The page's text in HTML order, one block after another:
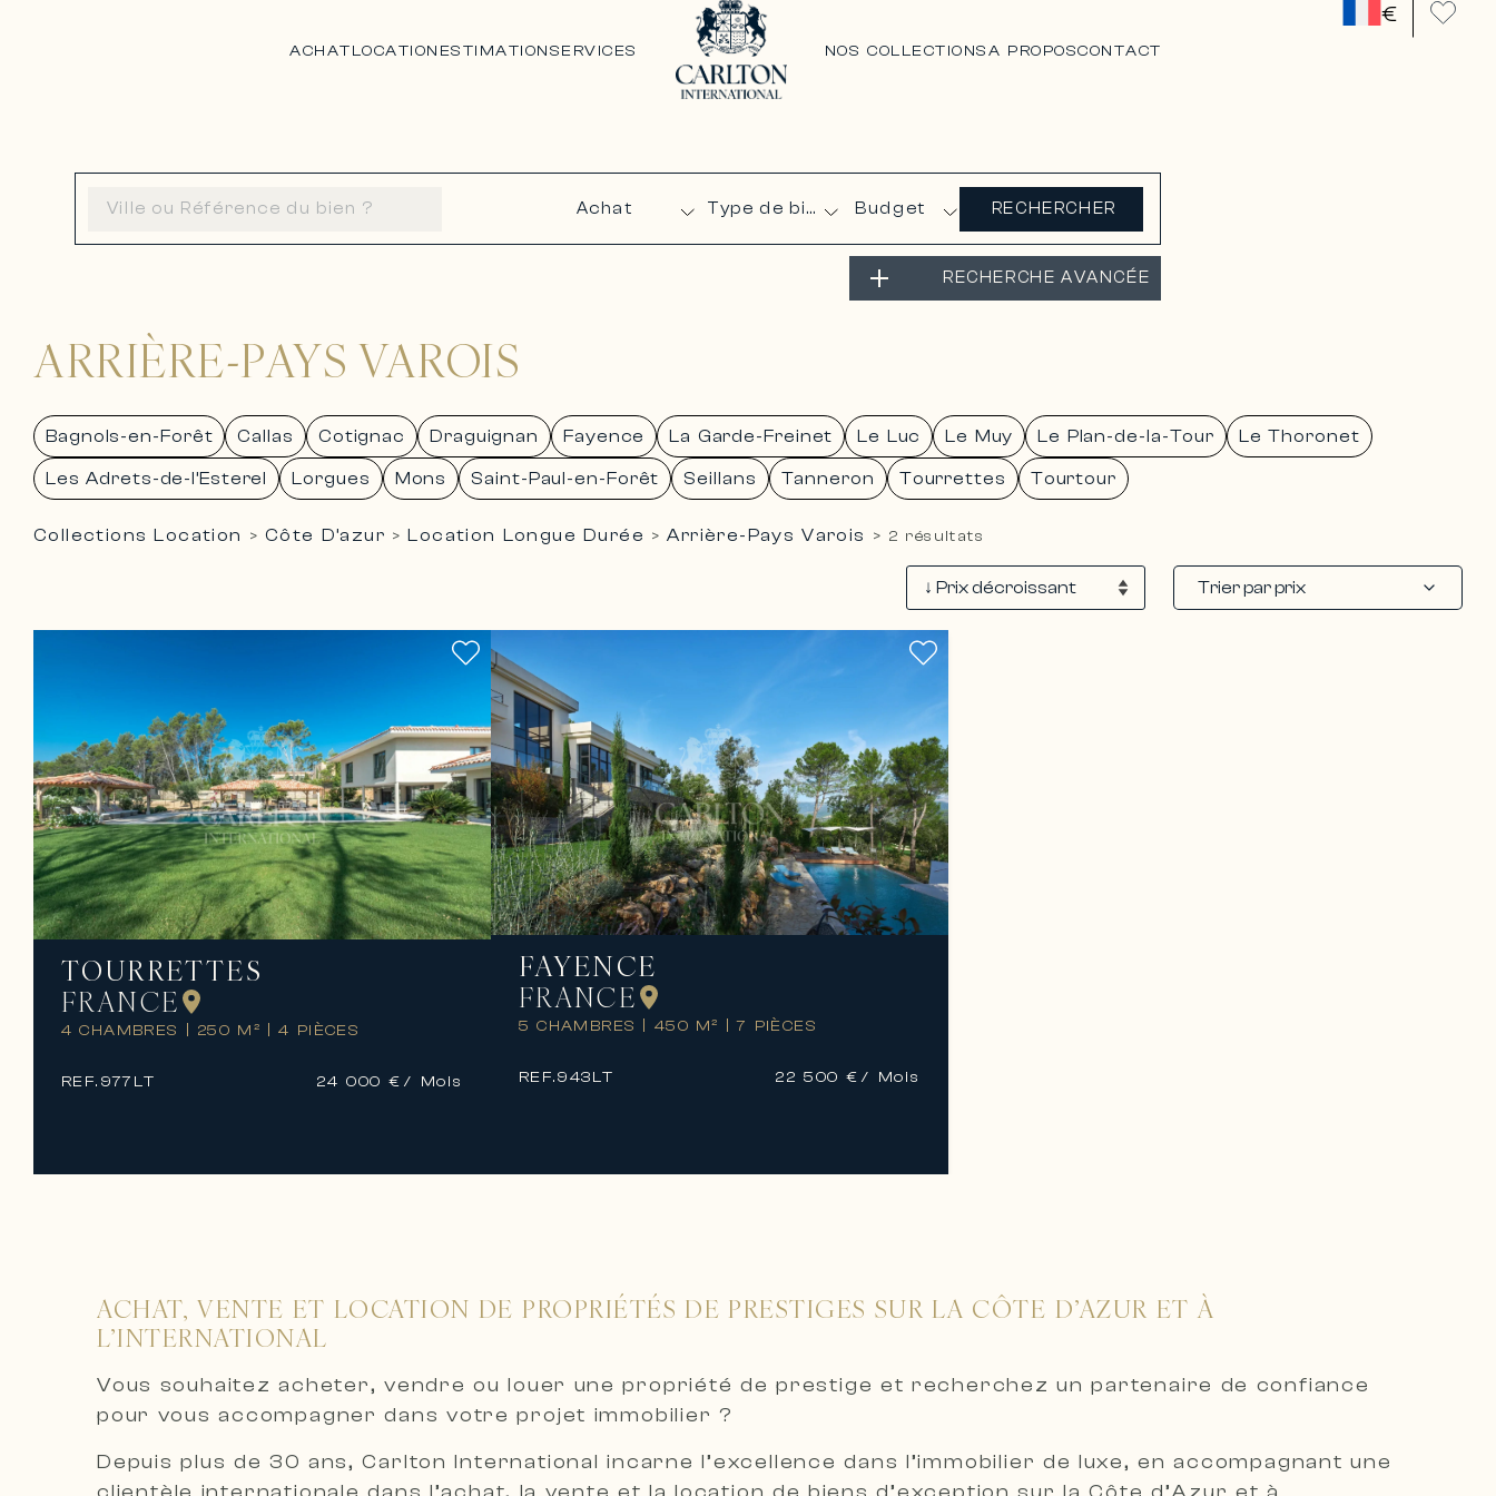
€
ACHATLOCATION ESTIMATIONSERVICES NOS COLLECTIONSA PROPOSCONTACT
Budget RECHERCHER
RECHERCHE AVANCÉE
ARRIÈRE-PAYS VAROIS
Bagnols-en-Forêt Callas Cotignac Draguignan Fayence La Garde-Freinet Le Luc Le Muy Le Plan-de-la-Tour Le Thoronet
Les Adrets-de-l’Esterel Lorgues Mons Saint-Paul-en-Forêt Seillans Tanneron Tourrettes Tourtour
Collections Location >Côte D’azur > Location Longue Durée >Arrière-Pays Varois > 2 résultats
Trier par prix
TOURRETTES
FRANCE
4 CHAMBRES 250 M² 4 PIÈCES
REF. 977LT 24 000 € / Mois
FAYENCE
FRANCE
5 CHAMBRES 450 M² 7 PIÈCES
REF.943LT 22 500 € / Mois
ACHAT, VENTE ET LOCATION DE PROPRIÉTÉS DE PRESTIGES SUR LA CÔTE D’AZUR ET À
L’INTERNATIONAL
Vous souhaitez acheter, vendre ou louer une propriété de prestige et recherchez un partenaire de confiance
pour vous accompagner dans votre projet immobilier ?
Depuis plus de 30 ans, Carlton International incarne l’excellence dans l’immobilier de luxe, en accompagnant une